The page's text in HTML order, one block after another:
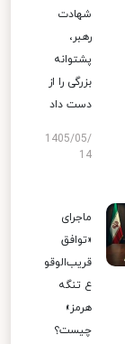
شهادت
رهبر،
پشتوانه
بزرگی را از
دست داد
1405/05/
14
ماجرای
«توافق
قریب‌الوقو
ع تنگه
هرمز»
چیست؟